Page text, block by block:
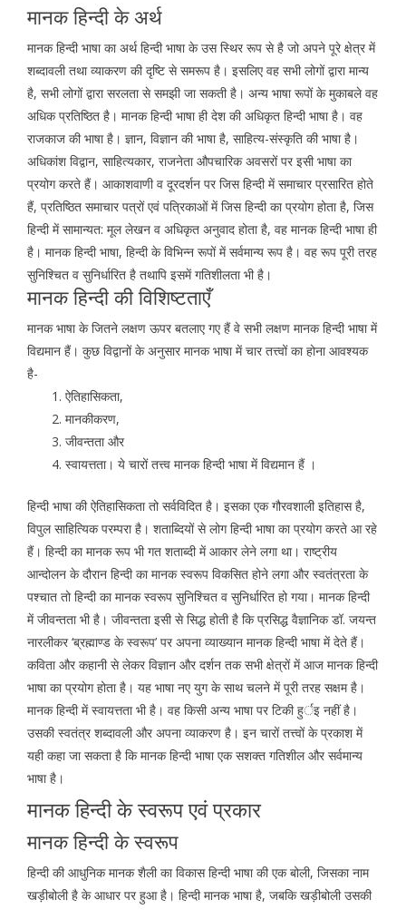
मानक हिन्दी के अर्थ
मानक हिन्दी भाषा का अर्थ हिन्दी भाषा के उस स्थिर रूप से है जो अपने पूरे क्षेत्र में
शब्दावली तथा व्याकरण की दृष्टि से समरूप है। इसलिए वह सभी लोगों द्वारा मान्य
है, सभी लोगों द्वारा सरलता से समझी जा सकती है। अन्य भाषा रूपों के मुकाबले वह
अधिक प्रतिष्ठित है। मानक हिन्दी भाषा ही देश की अधिकृत हिन्दी भाषा है। वह
राजकाज की भाषा है। ज्ञान, विज्ञान की भाषा है, साहित्य-संस्कृति की भाषा है।
अधिकांश विद्वान, साहित्यकार, राजनेता औपचारिक अवसरों पर इसी भाषा का
प्रयोग करते हैं। आकाशवाणी व दूरदर्शन पर जिस हिन्दी में समाचार प्रसारित होते
हैं, प्रतिष्ठित समाचार पत्रों एवं पत्रिकाओं में जिस हिन्दी का प्रयोग होता है, जिस
हिन्दी में सामान्यत: मूल लेखन व अधिकृत अनुवाद होता है, वह मानक हिन्दी भाषा ही
है। मानक हिन्दी भाषा, हिन्दी के विभिन्न रूपों में सर्वमान्य रूप है। वह रूप पूरी तरह
सुनिश्चित व सुनिर्धारित है तथापि इसमें गतिशीलता भी है।
मानक हिन्दी की विशिष्टताएँ
मानक भाषा के जितने लक्षण ऊपर बतलाए गए हैं वे सभी लक्षण मानक हिन्दी भाषा में
विद्यमान हैं। कुछ विद्वानों के अनुसार मानक भाषा में चार तत्त्वों का होना आवश्यक
है-
ऐतिहासिकता,
मानकीकरण,
जीवन्तता और
स्वायत्तता। ये चारों तत्त्व मानक हिन्दी भाषा में विद्यमान हैं ।
हिन्दी भाषा की ऐतिहासिकता तो सर्वविदित है। इसका एक गौरवशाली इतिहास है,
विपुल साहित्यिक परम्परा है। शताब्दियों से लोग हिन्दी भाषा का प्रयोग करते आ रहे
हैं। हिन्दी का मानक रूप भी गत शताब्दी में आकार लेने लगा था। राष्ट्रीय
आन्दोलन के दौरान हिन्दी का मानक स्वरूप विकसित होने लगा और स्वतंत्रता के
पश्चात तो हिन्दी का मानक स्वरूप सुनिश्चित व सुनिर्धारित हो गया। मानक हिन्दी
में जीवन्तता भी है। जीवन्तता इसी से सिद्ध होती है कि प्रसिद्ध वैज्ञानिक डॉ. जयन्त
नारलीकर ‘ब्रह्माण्ड के स्वरूप’ पर अपना व्याख्यान मानक हिन्दी भाषा में देते हैं।
कविता और कहानी से लेकर विज्ञान और दर्शन तक सभी क्षेत्रों में आज मानक हिन्दी
भाषा का प्रयोग होता है। यह भाषा नए युग के साथ चलने में पूरी तरह सक्षम है।
मानक हिन्दी में स्वायत्तता भी है। वह किसी अन्य भाषा पर टिकी हुर्इ नहीं है।
उसकी स्वतंत्र शब्दावली और अपना व्याकरण है। इन चारों तत्त्वों के प्रकाश में
यही कहा जा सकता है कि मानक हिन्दी भाषा एक सशक्त गतिशील और सर्वमान्य
भाषा है।
मानक हिन्दी के स्वरूप एवं प्रकार
मानक हिन्दी के स्वरूप
हिन्दी की आधुनिक मानक शैली का विकास हिन्दी भाषा की एक बोली, जिसका नाम
खड़ीबोली है के आधार पर हुआ है। हिन्दी मानक भाषा है, जबकि खड़ीबोली उसकी